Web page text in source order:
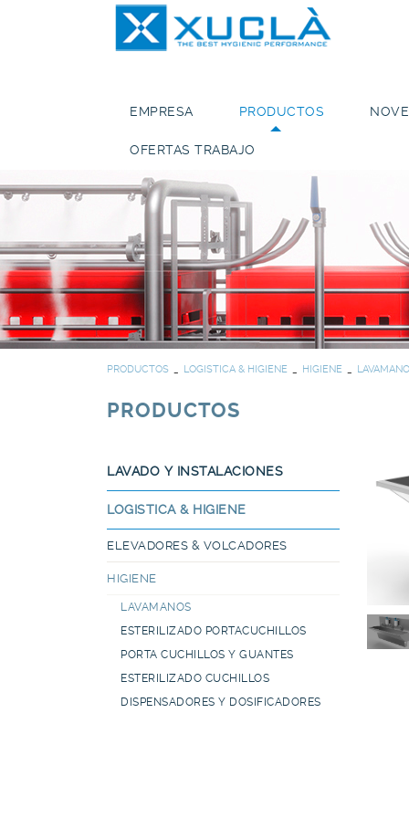
EMPRESA PRODUCTOS
OFERTAS TRABAJO
PRODUCTOS LOGISTICA & HIGIENE HIGIENE
PRODUCTOS
LAVADO Y INSTALACIONES
LOGISTICA & HIGIENE
ELEVADORES & VOLCADORES
HIGIENE
LAVAMANOS
ESTERILIZADO PORTACUCHILLOS
PORTA CUCHILLOS Y GUANTES
ESTERILIZADO CUCHILLOS
DISPENSADORES Y DOSIFICADORES